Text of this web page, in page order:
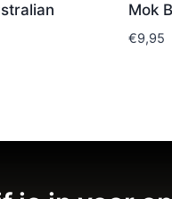
Mok
€9,95